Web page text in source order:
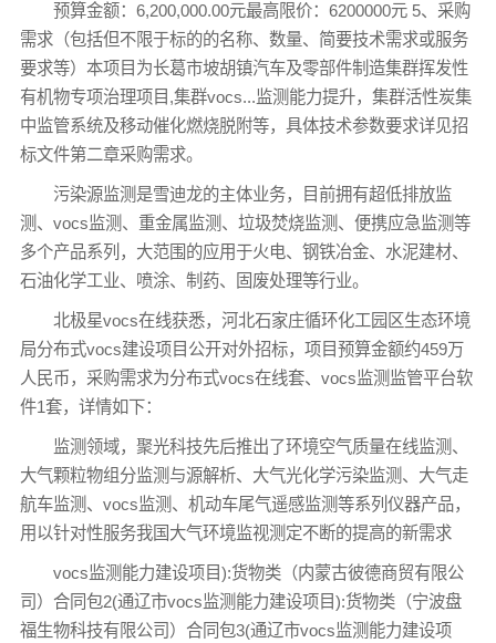
预算金额：6,200,000.00元最高限价：6200000元 5、采购
需求（包括但不限于标的的名称、数量、简要技术需求或服务
要求等）本项目为长葛市坡胡镇汽车及零部件制造集群挥发性
有机物专项治理项目,集群vocs...监测能力提升，集群活性炭集
中监管系统及移动催化燃烧脱附等，具体技术参数要求详见招
标文件第二章采购需求。
污染源监测是雪迪龙的主体业务，目前拥有超低排放监
测、vocs监测、重金属监测、垃圾焚烧监测、便携应急监测等
多个产品系列，大范围的应用于火电、钢铁冶金、水泥建材、
石油化学工业、喷涂、制药、固废处理等行业。
北极星vocs在线获悉，河北石家庄循环化工园区生态环境
局分布式vocs建设项目公开对外招标，项目预算金额约459万
人民币，采购需求为分布式vocs在线套、vocs监测监管平台软
件1套，详情如下：
监测领域，聚光科技先后推出了环境空气质量在线监测、
大气颗粒物组分监测与源解析、大气光化学污染监测、大气走
航车监测、vocs监测、机动车尾气遥感监测等系列仪器产品，
用以针对性服务我国大气环境监视测定不断的提高的新需求
vocs监测能力建设项目):货物类（内蒙古彼德商贸有限公
司）合同包2(通辽市vocs监测能力建设项目):货物类（宁波盘
福生物科技有限公司）合同包3(通辽市vocs监测能力建设项